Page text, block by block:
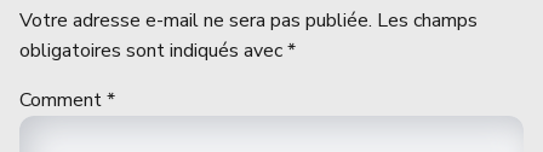
Votre adresse e-mail ne sera pas publiée. Les champs
obligatoires sont indiqués avec*
Comment*